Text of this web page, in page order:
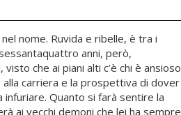
nome. Ruvida e ribelle, è tra i
anni, però,
che ai piani alti c’è chi è ansioso
carriera e la prospettiva di dover
infuriare. Quanto si farà sentire la
ai vecchi demoni che lei ha sempre